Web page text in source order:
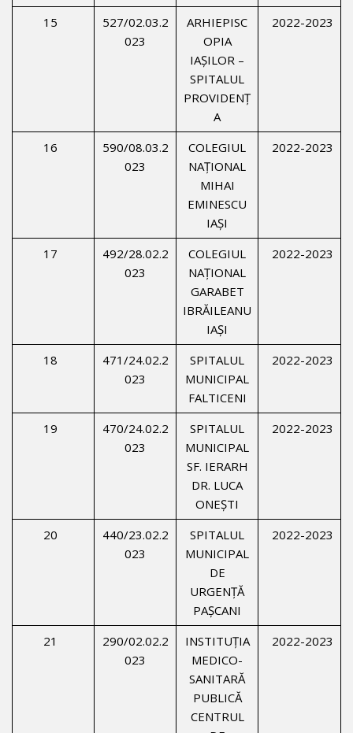
15
527/02.03.2
023
ARHIEPISC
OPIA
IAŞILOR –
SPITALUL
PROVIDENŢ
A
2022-2023
16
590/08.03.2
023
COLEGIUL
NAŢIONAL
MIHAI
EMINESCU
IAŞI
2022-2023
17
492/28.02.2
023
COLEGIUL
NAŢIONAL
GARABET
IBRĂILEANU
IAŞI
2022-2023
18
471/24.02.2
023
SPITALUL
MUNICIPAL
FALTICENI
2022-2023
19
470/24.02.2
023
SPITALUL
MUNICIPAL
SF. IERARH
DR. LUCA
ONEȘTI
2022-2023
20
440/23.02.2
023
SPITALUL
MUNICIPAL
DE
URGENŢĂ
PAŞCANI
2022-2023
21
290/02.02.2
023
INSTITUŢIA
MEDICO-
SANITARĂ
PUBLICĂ
CENTRUL
2022-2023